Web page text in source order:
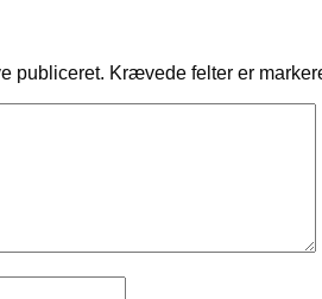
publiceret. Krævede felter er